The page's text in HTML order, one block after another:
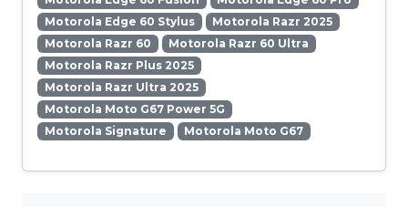
Motorola Edge 60 Stylus
Motorola Razr 2025
Motorola Razr 60
Motorola Razr 60 Ultra
Motorola Razr Plus 2025
Motorola Razr Ultra 2025
Motorola Moto G67 Power 5G
Motorola Signature
Motorola Moto G67